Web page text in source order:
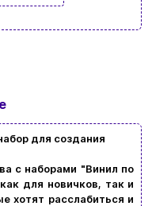
для создания
с наборами "Винил по
для новичков, так и
хотят расслабиться и